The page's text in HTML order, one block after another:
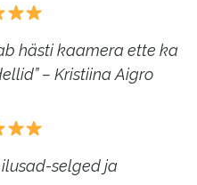
hästi kaamera ette ka
– Kristiina Aigro
ilusad-selged ja